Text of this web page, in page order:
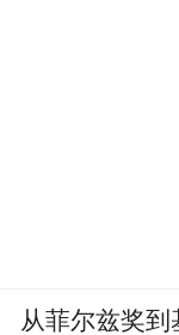
从菲尔兹奖到